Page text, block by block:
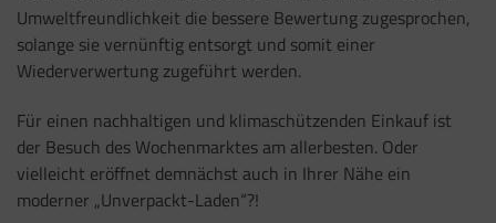
Umweltfreundlichkeit die bessere Bewertung zugesprochen,
solange sie vernünftig entsorgt und somit einer
Wiederverwertung zugeführt werden.
Für einen nachhaltigen und klimaschützenden Einkauf ist
der Besuch des Wochenmarktes am allerbesten. Oder
vielleicht eröffnet demnächst auch in Ihrer Nähe ein
moderner „Unverpackt-Laden“?!